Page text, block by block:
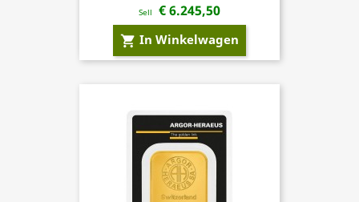
Sell € 6.245,50
shopping_cart In Winkelwagen